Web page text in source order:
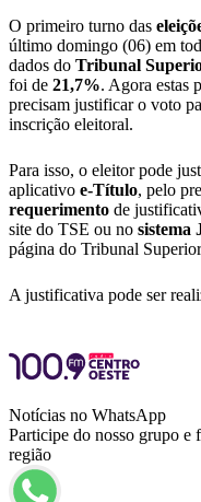
O primeiro turno das
último domingo (06) em
dados do Tribunal
foi de 21,7%. Agora estas
precisam justificar o voto
inscrição eleitoral.
Para isso, o eleitor pode
aplicativo e-Título, pelo
requerimento de
site do TSE ou no sistema
página do Tribunal
A justificativa pode ser
Notícias no WhatsApp
Participe do nosso grupo e
região